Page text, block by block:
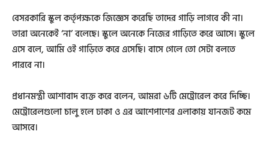
বেসরকারি স্কুল কর্তৃপক্ষকে জিজ্ঞেস করেছি তাদের গাড়ি লাগবে কী না।
তারা অনেকেই ‘না’ বলেছে। স্কুলে অনেকে নিজের গাড়িতে করে আসে। স্কুলে
এসে বলে, আমি ওই গাড়িতে করে এসেছি। বাসে গেলে তো সেটা বলতে
পারবে না।
প্রধানমন্ত্রী আশাবাদ ব্যক্ত করে বলেন, আমরা ৬টি মেট্রোরেল করে দিচ্ছি।
মেট্রোরেলগুলো চালু হলে ঢাকা ও এর আশেপাশের এলাকায় যানজট কমে
আসবে।